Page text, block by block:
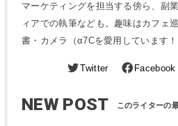
マーケティングを担当する傍ら、副
ィアでの執筆なども。趣味はカフェ
書・カメラ（α7Cを愛用しています！
Twitter Facebook
NEW POST